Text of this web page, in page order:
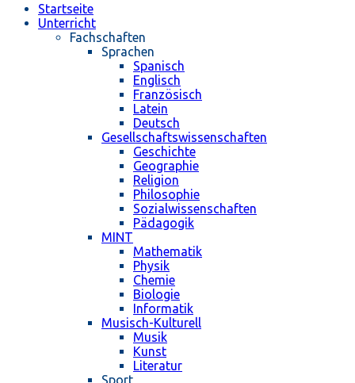
Startseite
Unterricht
Fachschaften
Sprachen
Spanisch
Englisch
Französisch
Latein
Deutsch
Gesellschaftswissenschaften
Geschichte
Geographie
Religion
Philosophie
Sozialwissenschaften
Pädagogik
MINT
Mathematik
Physik
Chemie
Biologie
Informatik
Musisch-Kulturell
Musik
Kunst
Literatur
Sport